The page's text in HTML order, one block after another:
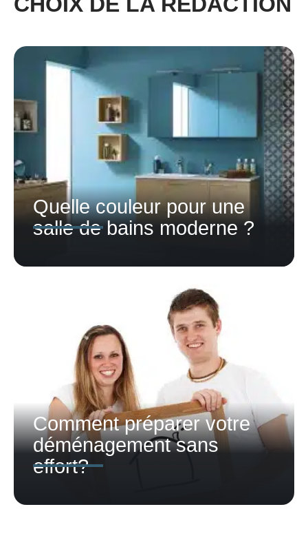
Quelle couleur pour une
salle de bains moderne ?
Comment préparer votre
déménagement sans
effort?